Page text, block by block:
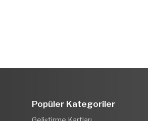
Popüler Kategoriler